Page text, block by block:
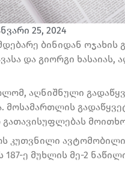
25, 2024
ბინიდან
და გიორგი
აღნიშნული
კუთვნილი
ე მუხლის მე-2